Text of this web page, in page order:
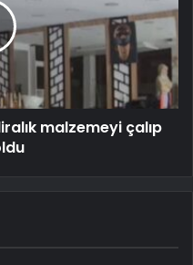
malzemeyi çalıp